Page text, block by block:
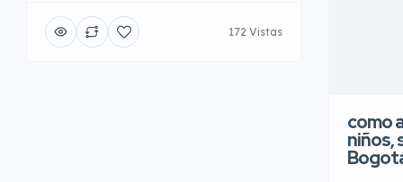
172 Vistas
como
niños,